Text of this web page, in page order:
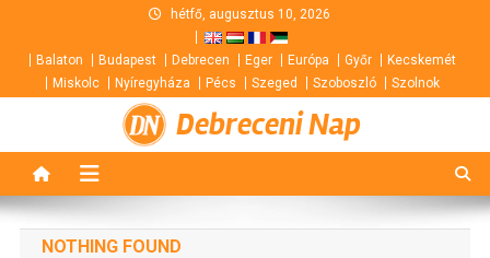
content
hétfő, augusztus 10, 2026
Balaton Budapest Debrecen Eger Európa Győr
Kecskemét
Miskolc
Nyíregyháza Pécs Szeged Szoboszló Szolnok
Debreceni Nap
NOTHING FOUND